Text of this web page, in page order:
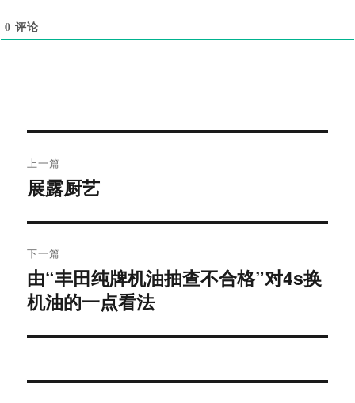
0 评论
章
上一篇
上
文
章：
展露厨艺
下一篇
下
篇
章：
由“丰田纯牌机油抽查不合格”对4s换
机油的一点看法